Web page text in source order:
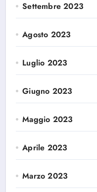
Settembre 2023
Agosto 2023
Luglio 2023
Giugno 2023
Maggio 2023
Aprile 2023
Marzo 2023